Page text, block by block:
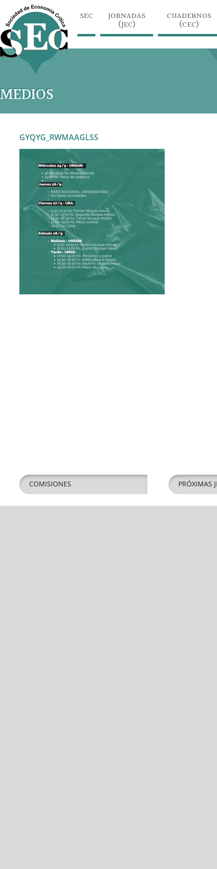
SEC JORNADAS
(JEC)
CUADERNOS
(CEC)
MEDIOS
GYQYG_RWMAAGLSS
COMISIONES PRÓXIMAS